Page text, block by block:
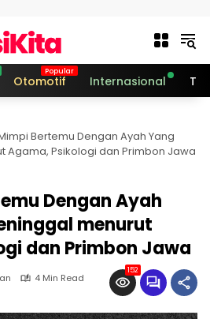
Otomotif Internasional
Bertemu Dengan Ayah Yang
Agama, Psikologi dan Primbon Jawa
Dengan Ayah
menurut
dan Primbon Jawa
4 Min Read
152